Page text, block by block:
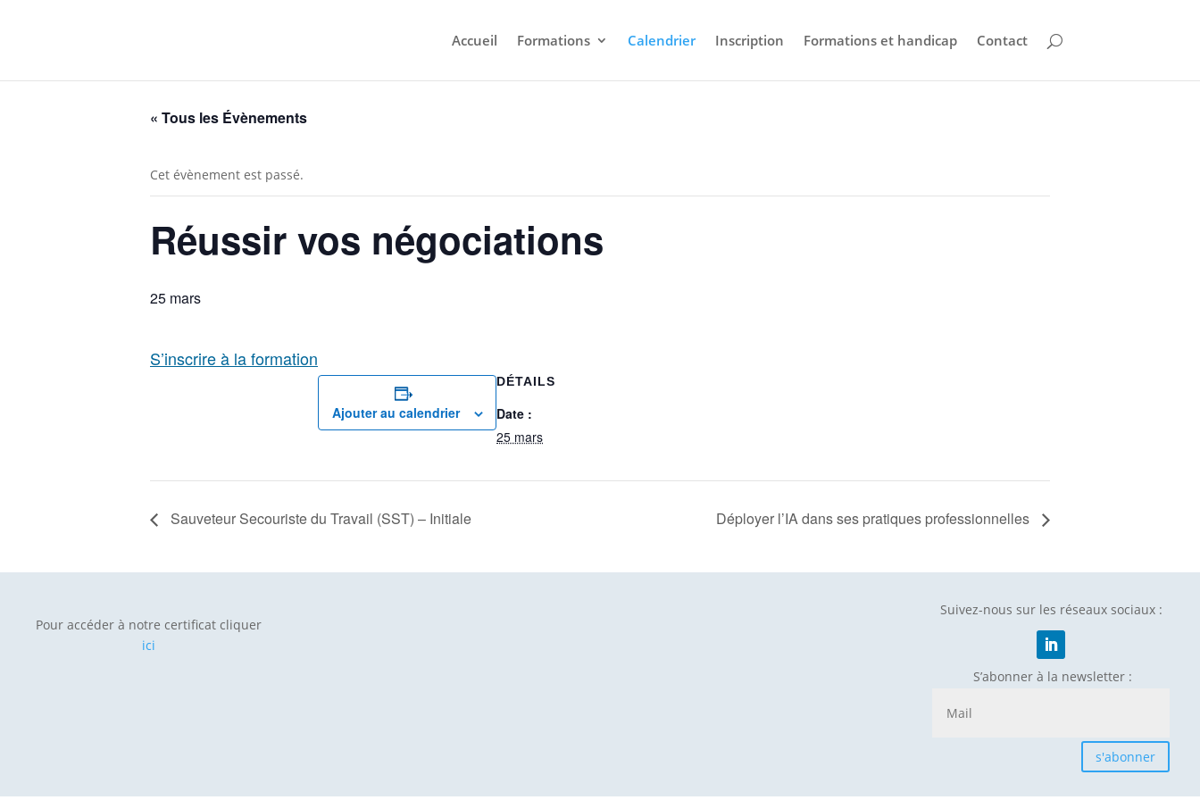
Accueil Formations Calendrier Inscription Formations et handicap Contact
« Tous les Évènements
Cet évènement est passé.
Réussir vos négociations
25 mars
S’inscrire à la formation
Ajouter au calendrier
DÉTAILS
Date :
25 mars
Sauveteur Secouriste du Travail (SST) – Initiale Déployer l’IA dans ses pratiques professionnelles
Pour accéder à notre certificat cliquer
ici
Suivez-nous sur les réseaux sociaux :
S’abonner à la newsletter :
s'abonner